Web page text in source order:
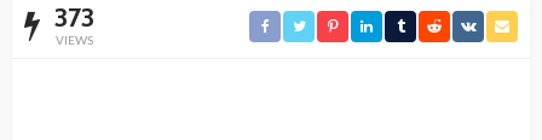
373
VIEWS